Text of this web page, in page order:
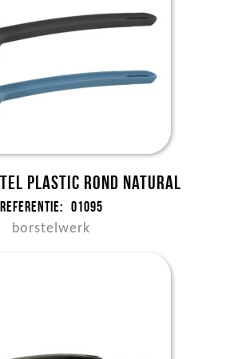
plastic rond NATURAL
Referentie: 01095
borstelwerk